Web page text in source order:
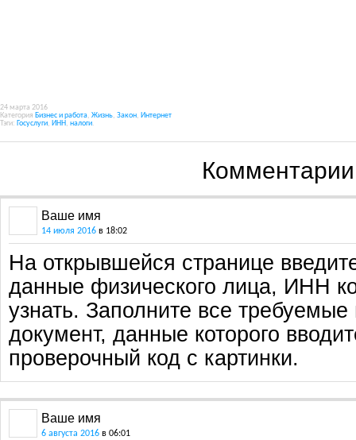
24 марта 2016
Категория Бизнес и работа, Жизнь, Закон, Интернет
Тэги: Госуслуги, ИНН, налоги.
Комментарии
Ваше имя
14 июля 2016 в 18:02
На открывшейся странице
данные физического лица, ИНН
узнать. Заполните все
документ, данные которого
проверочный код с картинки.
Ваше имя
6 августа 2016 в 06:01